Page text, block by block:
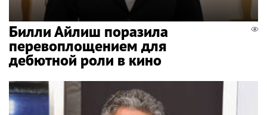
Билли Айлиш поразила
перевоплощением для
дебютной роли в кино